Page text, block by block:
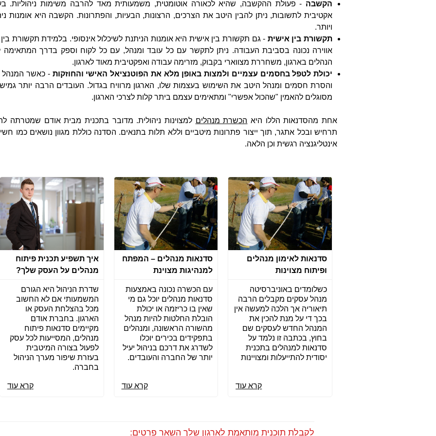
הקשבה - פעולת ההקשבה, שהיא לכאורה אוטומטית, משמעותית מאד להרבה משימות ניהוליות.
אקטיבית לתשובות, ניתן להבין היטב את הצרכים, הרצונות, הבעיות, והפתרונות. הקשבה היא אומנות
ויותר.
תקשורת בין אישית - גם תקשורת בין אישית היא אומנות הניתנת לשיכלול אינסופי. בלמידת תקשורת
אווירה נכונה בסביבת העבודה. ניתן לתקשר עם כל עובד ומנהל, עם כל לקוח וספק בדרך
הנהלים בארגון, משחררת מצווארי בקבוק, מזרימה עבודה ואפקטיבית מאוד לארגון.
יכולת לטפל בחסמים עצמיים ולמצות באופן מלא את הפוטנציאל האישי והחוזקות - כאשר המנהל
והסרת חסמים ומנהל היטב את השימוש בעצמות שלו, הארגון מרוויח בגדול. העובדים הרבה יותר
מסוגלים להאמין "שהכול אפשרי" ומתאימים עצמם ביתר קלות לצרכי הארגון.
אחת מהסדנאות הללו היא הכשרת מנהלים למצוינות ניהולית. מדובר בתכנית מבית אודם שמטרתה
תרחיש ובכל אתגר, תוך ייצור פתרונות מיטביים וללא תלות בתנאים. הסדנה כוללת מגוון נושאים כמו
אינטליגנציה רגשית וכן הלאה.
סדנאות לאימון מנהלים
ופיתוח מצוינות
כשלומדים באוניברסיטה
מנהל עסקים מקבלים הרבה
תיאוריה אך הלכה למעשה אין
בכך די על מנת להכין את
המנהל החדש לעסקים שם
בחוץ, בכתבה זו נלמד על
סדנאות למנהלים בתכנית
יסודית להתייעלות ומצויינות
קרא עוד
סדנאות מנהלים – המפתח
למנהיגות מצוינת
עם הכשרה נכונה באמצעות
סדנאות מנהלים יוכל גם מי
שאין בו כריזמה או יכולת
הובלת החלטות להיות מנהל
מהשורה הראשונה, ומנהלים
בתפקידים בכירים יוכלו
לשדרג את דרכם בניהול יעיל
יותר של החברה והעובדים.
קרא עוד
איך תשפיע תכנית פיתוח
מנהלים על העסק שלך?
שדרת הניהול היא הגורם
המשמעותי אם לא החשוב
מכל בהצלחת העסק או
הארגון. בחברת אודם
מקיימים סדנאות פיתוח
מנהלים, המסייעות לכל עסק
לפעול בצורה המיטבית
בעזרת שיפור מערך הניהול
בחברה.
קרא עוד
לקבלת תוכנית מותאמת לארגון שלך השאר פרטים: